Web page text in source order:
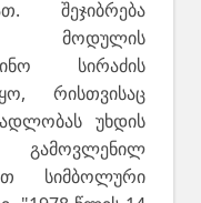
შეჯიბრება
სირაძის
რისთვისაც
უხდის
სიმბოლური